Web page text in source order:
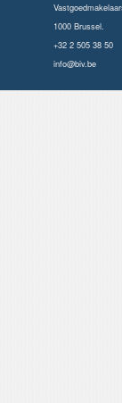
1000 Brussel.
+32 2 505 38 50
info@biv.be